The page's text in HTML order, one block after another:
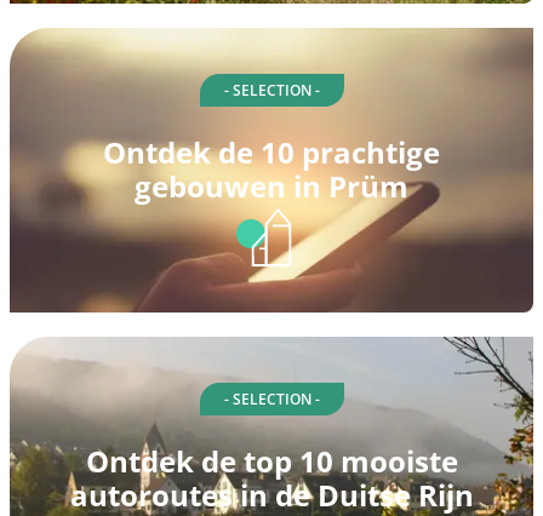
- SELECTION -
Ontdek de 10 prachtige
gebouwen in Prüm
- SELECTION -
Ontdek de top 10 mooiste
autoroutes in de Duitse Rijn